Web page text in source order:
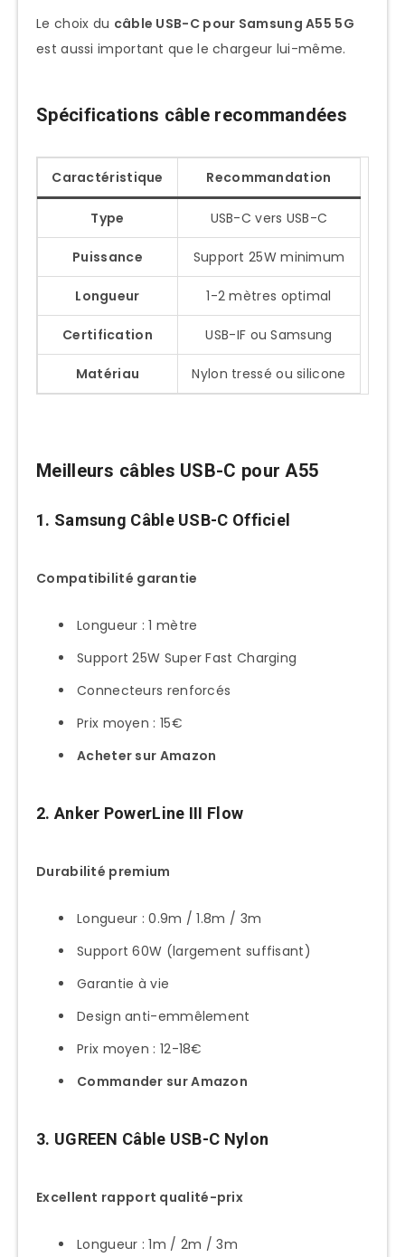
Le choix du câble USB-C pour Samsung A55 5G
est aussi important que le chargeur lui-même.
Spécifications câble recommandées
Caractéristique Recommandation
Type USB-C vers USB-C
Puissance Support 25W minimum
Longueur 1-2 mètres optimal
Certification USB-IF ou Samsung
Matériau Nylon tressé ou silicone
Meilleurs câbles USB-C pour A55
1. Samsung Câble USB-C Officiel
Compatibilité garantie
Longueur : 1 mètre
Support 25W Super Fast Charging
Connecteurs renforcés
Prix moyen : 15€
Acheter sur Amazon
2. Anker PowerLine III Flow
Durabilité premium
Longueur : 0.9m / 1.8m / 3m
Support 60W (largement suffisant)
Garantie à vie
Design anti-emmêlement
Prix moyen : 12-18€
Commander sur Amazon
3. UGREEN Câble USB-C Nylon
Excellent rapport qualité-prix
Longueur : 1m / 2m / 3m